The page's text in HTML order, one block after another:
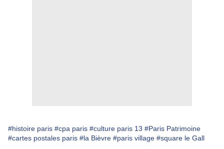
#histoire paris #cpa paris #culture paris 13 #Paris Patrimoine
#cartes postales paris #la Bièvre #paris village #square le Gall